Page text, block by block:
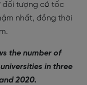
đối tượng có tốc
nhất, đồng thời
the number of
in three
2020.